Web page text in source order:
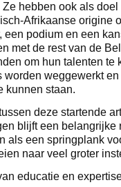
hebben ook als
Afrikaanse origine
een podium en een
met de rest van de
om hun talenten te
worden weggewerkt
kunnen staan.
deze startende
blijft een belangrijke
als een springplank
naar veel groter
educatie en